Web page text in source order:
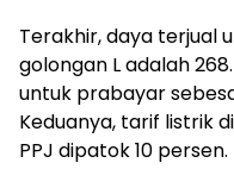
Terakhir, daya terjual
golongan L adalah
untuk prabayar
Keduanya, tarif listrik
PPJ dipatok 10 persen.